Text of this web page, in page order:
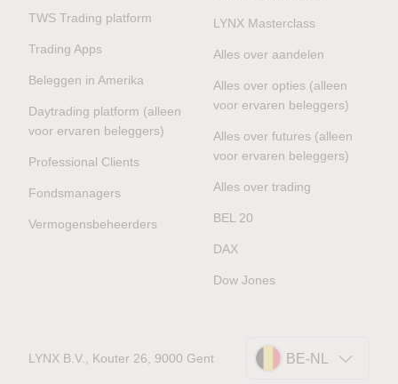
TWS Trading platform
Trading Apps
Beleggen in Amerika
Daytrading platform (alleen
voor ervaren beleggers)
Professional Clients
Fondsmanagers
Vermogensbeheerders
LYNX Masterclass
Alles over aandelen
Alles over opties (alleen
voor ervaren beleggers)
Alles over futures (alleen
voor ervaren beleggers)
Alles over trading
BEL 20
DAX
Dow Jones
LYNX B.V., Kouter 26, 9000 Gent BE-NL